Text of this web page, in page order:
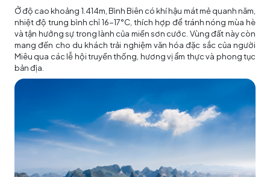
Ở độ cao khoảng 1.414m, Bình Biên có khí hậu mát mẻ quanh năm,
nhiệt độ trung bình chỉ 16-17°C, thích hợp để tránh nóng mùa hè
và tận hưởng sự trong lành của miền sơn cước. Vùng đất này còn
mang đến cho du khách trải nghiệm văn hóa đặc sắc của người
Miêu qua các lễ hội truyền thống, hương vị ẩm thực và phong tục
bản địa.